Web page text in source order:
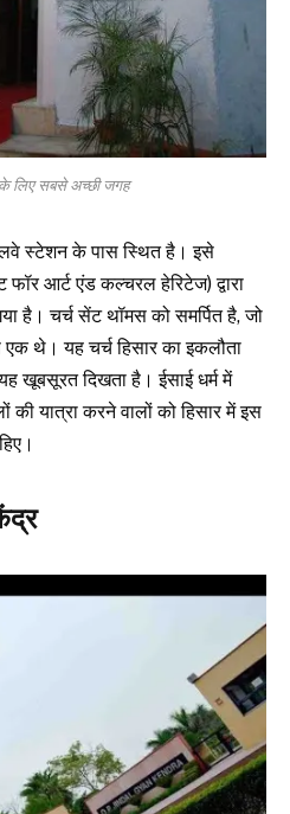
के लिए सबसे अच्छी जगह
स्टेशन के पास स्थित है। इसे
आर्ट एंड कल्चरल हेरिटेज) द्वारा
है। चर्च सेंट थॉमस को समर्पित है, जो
थे। यह चर्च हिसार का इकलौता
खूबसूरत दिखता है। ईसाई धर्म में
की यात्रा करने वालों को हिसार में इस